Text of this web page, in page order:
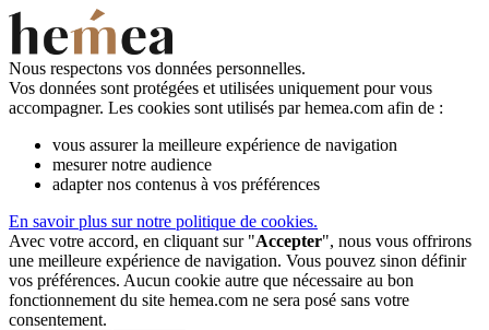
Nous respectons vos données personnelles.
Vos données sont protégées et utilisées uniquement pour vous
accompagner. Les cookies sont utilisés par hemea.com afin de :
vous assurer la meilleure expérience de navigation
mesurer notre audience
adapter nos contenus à vos préférences
En savoir plus sur notre politique de cookies.
Avec votre accord, en cliquant sur "Accepter", nous vous offrirons
une meilleure expérience de navigation. Vous pouvez sinon définir
vos préférences. Aucun cookie autre que nécessaire au bon
fonctionnement du site hemea.com ne sera posé sans votre
consentement.